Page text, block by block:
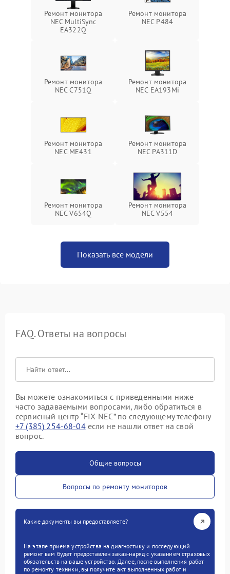
Ремонт монитора
NEC MultiSync
EA322Q
Ремонт монитора
NEC P484
Ремонт монитора
NEC C751Q
Ремонт монитора
NEC EA193Mi
Ремонт монитора
NEC ME431
Ремонт монитора
NEC PA311D
Ремонт монитора
NEC V654Q
Ремонт монитора
NEC V554
Показать все модели
FAQ. Ответы на вопросы
Вы можете ознакомиться с приведенными ниже
часто задаваемыми вопросами, либо обратиться в
сервисный центр “FIX-NEC” по следующему телефону
+7 (385) 254-68-04если не нашли ответ на свой
вопрос.
Общие вопросы
Вопросы по ремонту мониторов
Какие документы вы предоставляете?
На этапе приема устройства на диагностику и последующий
ремонт вам будет предоставлен заказ-наряд с указанием страховых
обязательств на ваше устройство. Далее, после выполнения работ
по ремонту техники, вы получите акт выполненных работ и